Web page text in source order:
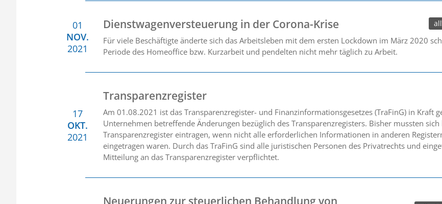
01
NOV.
2021
Dienstwagenversteuerung in der Corona-Krise
Für viele Beschäftigte änderte sich das Arbeitsleben mit dem ersten Lockdown im März 2020
Periode des Homeoffice bzw. Kurzarbeit und pendelten nicht mehr täglich zu Arbeit.
17
OKT.
2021
Transparenzregister
Am 01.08.2021 ist das Transparenzregister- und Finanzinformationsgesetzes (TraFinG) in Kraft
Unternehmen betreffende Änderungen bezüglich des Transparenzregisters. Bisher mussten
Transparenzregister eintragen, wenn nicht alle erforderlichen Informationen in anderen
eingetragen waren. Durch das TraFinG sind alle juristischen Personen des Privatrechts und
Mitteilung an das Transparenzregister verpflichtet.
Neuerungen zur steuerlichen Behandlung von